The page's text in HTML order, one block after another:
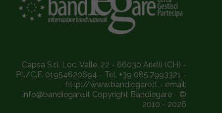
Capsa S.r.l. Loc. Valle, 22 - 66030 Arielli (CH) -
P.I./C.F. 01954620694 - Tel. +39 085.7993321 -
http://www.bandiegare.it - email:
info@bandiegare.it Copyright Bandiegare - ©
2010 - 2026